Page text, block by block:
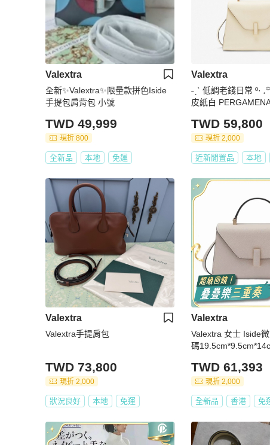
Valextra
全新✨Valextra✨限量款拼色Iside
手提包肩背包 小號
TWD 49,999
現折 800
全新品 本地 免運
Valextra
‎˗ˏˋ 低調老錢日常 º·
皮紙白
TWD 59,800
現折 2,000
近新閒置品 本地
Valextra
Valextra手提肩包
TWD 73,800
現折 2,000
狀況良好 本地 免運
Valextra
Valextra 女士 Iside
碼
TWD 61,393
現折 2,000
全新品 香港 免